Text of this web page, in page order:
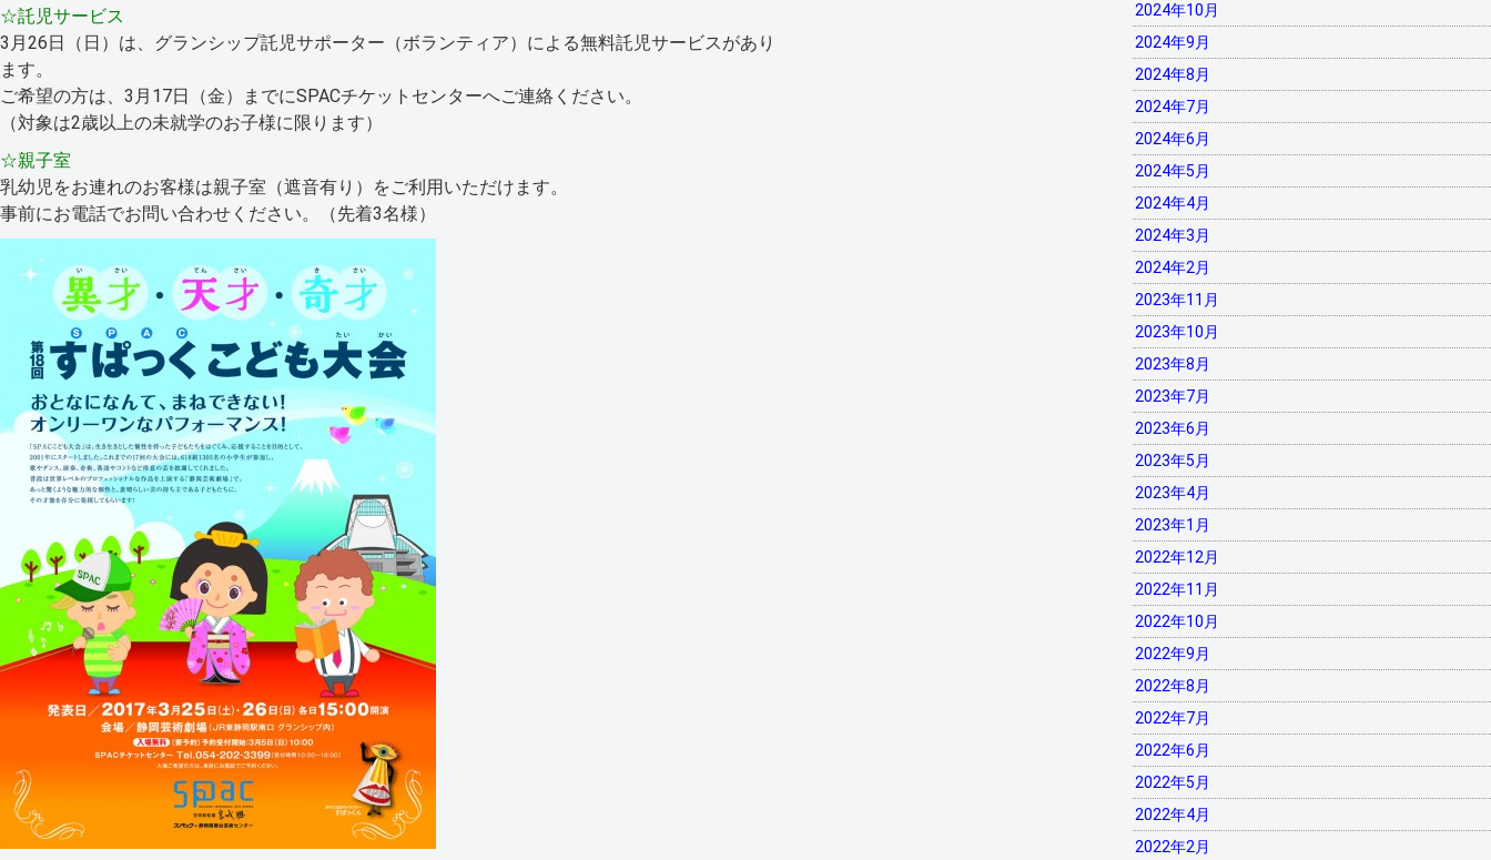
☆託児サービス
3月26日（日）は、グランシップ託児サポーター（ボランティア）による無料託児サービスがあり
ます。
ご希望の方は、3月17日（金）までにSPACチケットセンターへご連絡ください。
（対象は2歳以上の未就学のお子様に限ります）
☆親子室
乳幼児をお連れのお客様は親子室（遮音有り）をご利用いただけます。
事前にお電話でお問い合わせください。（先着3名様）
2024年10月
2024年9月
2024年8月
2024年7月
2024年6月
2024年5月
2024年4月
2024年3月
2024年2月
2023年11月
2023年10月
2023年8月
2023年7月
2023年6月
2023年5月
2023年4月
2023年1月
2022年12月
2022年11月
2022年10月
2022年9月
2022年8月
2022年7月
2022年6月
2022年5月
2022年4月
2022年2月